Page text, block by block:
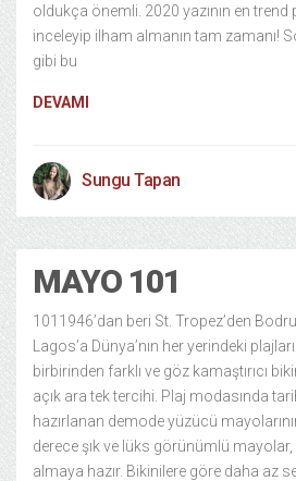
oldukça önemli. 2020 yazının en
inceleyip ilham almanın tam zamanı!
gibi bu
DEVAMI
Sungu Tapan
MAYO 101
1011946’dan beri St. Tropez’den
Lagos’a Dünya’nın her yerindeki
birbirinden farklı ve göz kamaştırıcı
açık ara tek tercihi. Plaj modasında
hazırlanan demode yüzücü
derece şık ve lüks görünümlü mayolar,
almaya hazır. Bikinilere göre daha az